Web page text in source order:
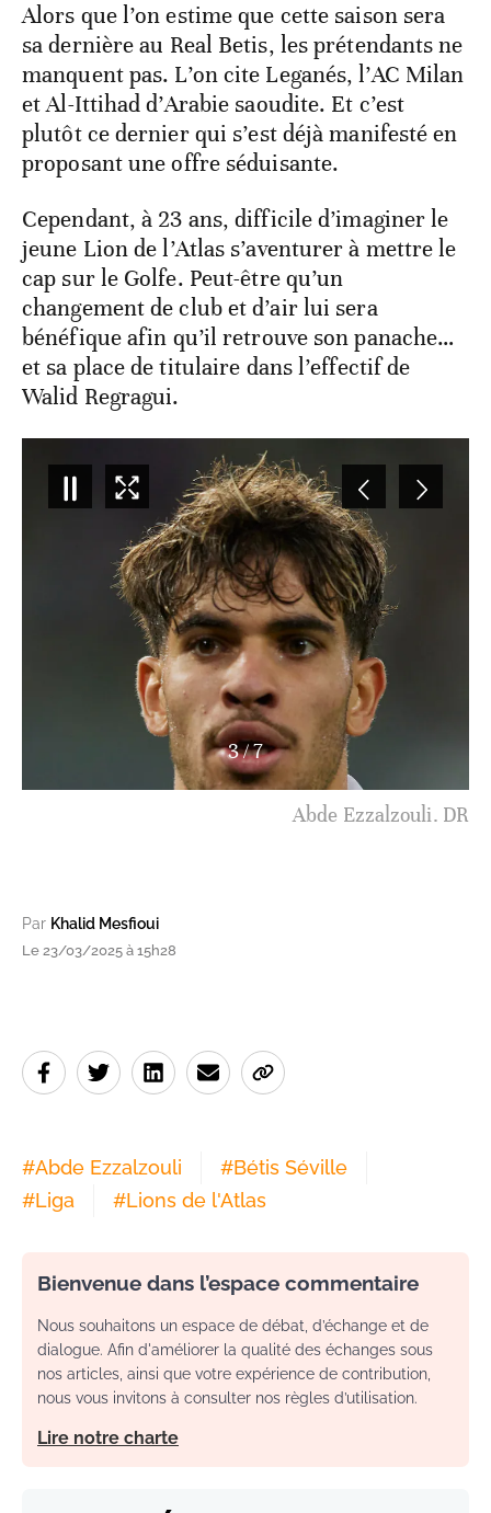
Alors que l’on estime que cette saison sera
sa dernière au Real Betis, les prétendants ne
manquent pas. L’on cite Leganés, l’AC Milan
et Al-Ittihad d’Arabie saoudite. Et c’est
plutôt ce dernier qui s’est déjà manifesté en
proposant une offre séduisante.
Cependant, à 23 ans, difficile d’imaginer le
jeune Lion de l’Atlas s’aventurer à mettre le
cap sur le Golfe. Peut-être qu’un
changement de club et d’air lui sera
bénéfique afin qu’il retrouve son panache…
et sa place de titulaire dans l’effectif de
Walid Regragui.
4/7
Abde Ezzalzouli. DR
Par Khalid Mesfioui
Le 23/03/2025 à 15h28
#Abde Ezzalzouli #Bétis Séville
#Liga #Lions de l'Atlas
Bienvenue dans l’espace commentaire
Nous souhaitons un espace de débat, d’échange et de
dialogue. Afin d'améliorer la qualité des échanges sous
nos articles, ainsi que votre expérience de contribution,
nous vous invitons à consulter nos règles d’utilisation.
Lire notre charte